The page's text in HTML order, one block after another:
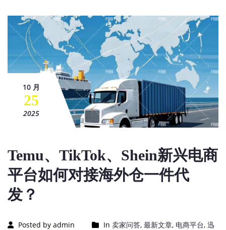
10 月
25
2025
Temu、TikTok、Shein新兴电商
平台如何对接海外仓一件代
发？
Posted by admin In 卖家问答, 最新文章, 电商平台, 迅